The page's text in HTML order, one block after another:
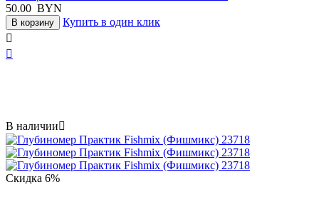
50.00 BYN
В корзину
Купить в один клик


В наличии
Скидка 6%